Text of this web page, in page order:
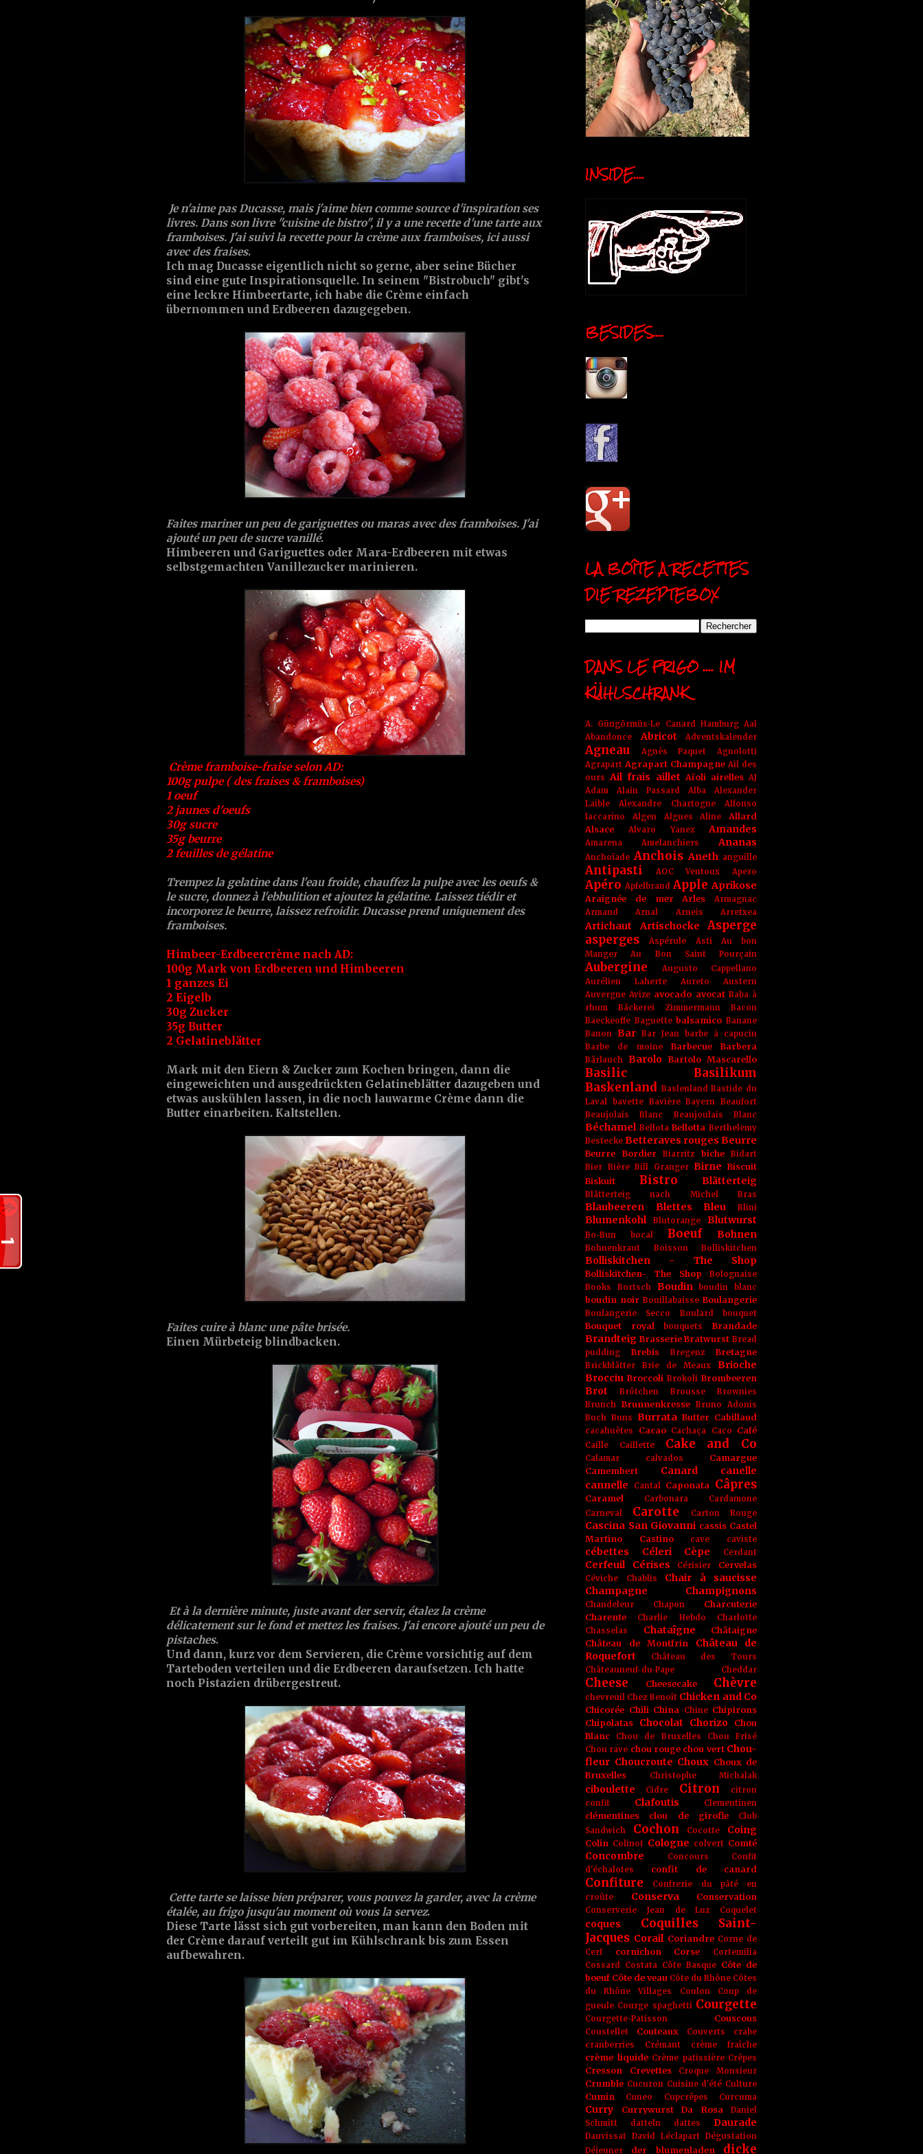
Je n'aime pas Ducasse, mais j'aime bien comme source d'inspiration ses
livres. Dans son livre "cuisine de bistro", il y a une recette d'une tarte aux
framboises. J'ai suivi la recette pour la crème aux framboises, ici aussi
avec des fraises.
Ich mag Ducasse eigentlich nicht so gerne, aber seine Bücher
sind eine gute Inspirationsquelle. In seinem "Bistrobuch" gibt's
eine leckre Himbeertarte, ich habe die Crème einfach
übernommen und Erdbeeren dazugegeben.
Faites mariner un peu de gariguettes ou maras avec des framboises. J'ai
ajouté un peu de sucre vanillé.
Himbeeren und Gariguettes oder Mara-Erdbeeren mit etwas
selbstgemachten Vanillezucker marinieren.
Crème framboise-fraise selon AD:
100g pulpe ( des fraises & framboises)
1 oeuf
2 jaunes d'oeufs
30g sucre
35g beurre
2 feuilles de gélatine
Trempez la gelatine dans l'eau froide, chauffez la pulpe avec les oeufs &
le sucre, donnez à l'ebbulition et ajoutez la gélatine. Laissez tiédir et
incorporez le beurre, laissez refroidir. Ducasse prend uniquement des
framboises.
Himbeer-Erdbeercrème nach AD:
100g Mark von Erdbeeren und Himbeeren
1 ganzes Ei
2 Eigelb
30g Zucker
35g Butter
2 Gelatineblätter
Mark mit den Eiern & Zucker zum Kochen bringen, dann die
eingeweichten und ausgedrückten Gelatineblätter dazugeben und
etwas auskühlen lassen, in die noch lauwarme Crème dann die
Butter einarbeiten. Kaltstellen.
Faites cuire à blanc une pâte brisée.
Einen Mürbeteig blindbacken.
Et à la dernière minute, juste avant der servir, étalez la crème
délicatement sur le fond et mettez les fraises. J'ai encore ajouté un peu de
pistaches.
Und dann, kurz vor dem Servieren, die Crème vorsichtig auf dem
Tarteboden verteilen und die Erdbeeren daraufsetzen. Ich hatte
noch Pistazien drübergestreut.
Cette tarte se laisse bien préparer, vous pouvez la garder, avec la crème
étalée, au frigo jusqu'au moment où vous la servez.
Diese Tarte lässt sich gut vorbereiten, man kann den Boden mit
der Crème darauf verteilt gut im Kühlschrank bis zum Essen
aufbewahren.
INSIDE....
BESIDES....
LA BOÎTE A RECETTES
DIE REZEPTEBOX
DANS LE FRIGO .... IM
KÜHLSCHRANK
A. Güngörmüs-Le Canard Hamburg Aal
Abandonce
Abricot Adventskalender
Agneau Agnès Paquet
Agnolotti
Agrapart Agrapart Champagne Ail des
ours Ail frais aillet Aïoli airelles AJ
Adam
Alain Passard Alba
Alexander
Laible
Alexandre Chartogne
Alfonso
Iaccarino
Algen Algues Aline
Allard
Alsace
Alvaro Yanez Amandes
Amarena Amelanchiers Ananas
Anchoïade Anchois Aneth anguille
Antipasti AOC Ventoux Apero
Apéro Apfelbrand Apple Aprikose
Araignée de mer Arles
Armagnac
Armand Arnal
Arneis Arretxea
Artichaut Artischocke
Asperge
asperges
Aspérule Asti
Au bon
Manger
Au Bon Saint Pourçain
Aubergine
Augusto Cappellano
Aurélien Laherte
Aureto
Austern
Auvergne Avize avocado avocat Baba à
rhum
Bäckerei Zimmermann
Bacon
Baeckeoffe Baguette balsamico Banane
Banon Bar Bar Jean
barbe à capucin
Barbe de moine
Barbecue Barbera
Bärlauch Barolo Bartolo Mascarello
Basilic
Basilikum
Baskenland Baslenland Bastide du
Laval
bavette Bavière Bayern Beaufort
Beaujolais Blanc
Beaujoulais Blanc
Béchamel Bellota Bellotta Berthelemy
Bestecke Betteraves rouges Beurre
Beurre Bordier Biarritz biche
Bidart
Bier Bière Bill Granger Birne
Biscuit
Biskuit
Bistro Blätterteig
Blätterteig nach Michel Bras
Blaubeeren Blettes Bleu Blini
Blumenkohl Blutorange Blutwurst
Bo-Bun bocal Boeuf Bohnen
Bohnenkraut Boisson Bolliskitchen
Bolliskitchen - The Shop
Bolliskitchen- The Shop
Bolognaise
Books
Bortsch Boudin boudin blanc
boudin noir Bouillabaisse Boulangerie
Boulangerie Secco Boulard bouquet
Bouquet royal bouquets Brandade
Brandteig Brasserie Bratwurst Bread
pudding
Brebis Bregenz Bretagne
Brickblätter Brie de Meaux
Brioche
Brocciu Broccoli Brokoli Brombeeren
Brot Brötchen Brousse
Brownies
Brunch Brunnenkresse Bruno Adonis
Buch Buns Burrata Butter Cabillaud
cacahuètes Cacao Cachaça Caco Café
Caille Caillette Cake and Co
Calamar calvados
Camargue
Camembert
Canard
canelle
cannelle
Cantal Caponata Câpres
Caramel Carbonara
Cardamone
Carneval
Carotte Carton Rouge
Cascina San Giovanni cassis Castel
Martino
Castino cave caviste
cébettes Céleri Cèpe Cerdant
Cerfeuil Cérises Cérisier Cervelas
Céviche Chablis
Chair à saucisse
Champagne
Champignons
Chandeleur Chapon
Charcuterie
Charente
Charlie Hebdo
Charlotte
Chasselas
Chataîgne
Châtaigne
Château de Montfrin
Château de
Roquefort
Château des Tours
Châteauneuf-du-Pape
Cheddar
Cheese Cheesecake Chèvre
chevreuil Chez Benoît Chicken and Co
Chicorée Chili China Chine Chipirons
Chipolatas
Chocolat Chorizo
Chou
Blanc
Chou de Bruxelles
Chou Frisé
Chou rave chou rouge chou vert Chou-
fleur Choucroute Choux Choux de
Bruxelles
Christophe Michalak
ciboulette Cidre Citron
citron
confit
Clafoutis Clementinen
clémentines clou de girofle
Club
Sandwich
Cochon Cocotte Coing
Colin Colinot Cologne colvert Comté
Concombre Concours
Confit
d'échalotes
confit de canard
Confiture
Confrerie du pâté en
croûte
Conserva Conservation
Conserverie Jean de Luz Coquelet
coques
Coquilles Saint-
Jacques Corail Coriandre Corne de
Cerf
cornichon Corse
Cortemilia
Cossard Costata Côte Basque Côte de
boeuf Côte de veau Côte du Rhône Côtes
du Rhône Villages
Coulon
Coup de
gueule Courge spaghetti Courgette
Courgette-Patisson Couscous
Coustellet Couteaux Couverts
crabe
cranberries
Crémant crème fraîche
crème liquide Crème patissière Crêpes
Cresson Crevettes Croque Monsieur
Crumble Cucuron Cuisine d'été Culture
Cumin Cuneo Cupcrêpes Curcuma
Curry Currywurst Da Rosa
Daniel
Schmitt
datteln dattes Daurade
Dauvissat David Léclapart Dégustation
Déjeuner
der blumenladen dicke